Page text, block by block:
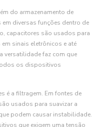
do armazenamento de
em diversas funções dentro de
capacitores são usados para
sinais eletrônicos e até
versatilidade faz com que
os dispositivos
é a filtragem. Em fontes de
usados para suavizar a
podem causar instabilidade.
que exigem uma tensão